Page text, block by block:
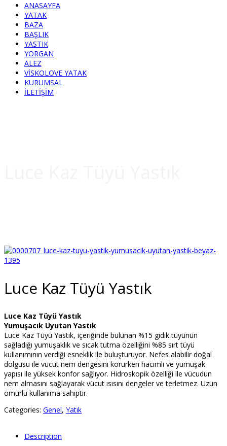
ANASAYFA
YATAK
BAZA
BAŞLIK
YASTIK
YORGAN
ALEZ
VİSKOLOVE YATAK
KURUMSAL
İLETİŞİM
Luce Kaz Tüyü Yastık
Luce Kaz Tüyü Yastık
Yumuşacık Uyutan Yastık
Luce Kaz Tüyü Yastık, içeriğinde bulunan %15 gıdık tüyünün
sağladığı yumuşaklık ve sıcak tutma özelliğini %85 sırt tüyü
kullanımının verdiği esneklik ile buluşturuyor. Nefes alabilir doğal
dolgusu ile vücut nem dengesini korurken hacimli ve yumuşak
yapısı ile yüksek konfor sağlıyor. Hidroskopik özelliği ile vücudun
nem almasını sağlayarak vücut ısısını dengeler ve terletmez. Uzun
ömürlü kullanıma sahiptir.
Categories: Genel, Yatık
Description